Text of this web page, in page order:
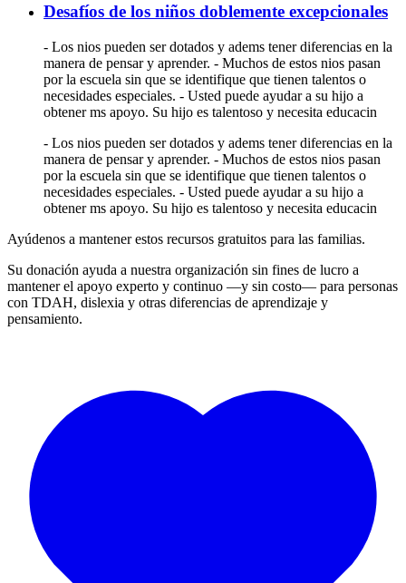
Desafíos de los niños doblemente excepcionales
- Los nios pueden ser dotados y adems tener diferencias en la
manera de pensar y aprender. - Muchos de estos nios pasan
por la escuela sin que se identifique que tienen talentos o
necesidades especiales. - Usted puede ayudar a su hijo a
obtener ms apoyo. Su hijo es talentoso y necesita educacin
- Los nios pueden ser dotados y adems tener diferencias en la
manera de pensar y aprender. - Muchos de estos nios pasan
por la escuela sin que se identifique que tienen talentos o
necesidades especiales. - Usted puede ayudar a su hijo a
obtener ms apoyo. Su hijo es talentoso y necesita educacin
Ayúdenos a mantener estos recursos gratuitos para las familias.
Su donación ayuda a nuestra organización sin fines de lucro a
mantener el apoyo experto y continuo —y sin costo— para personas
con TDAH, dislexia y otras diferencias de aprendizaje y
pensamiento.